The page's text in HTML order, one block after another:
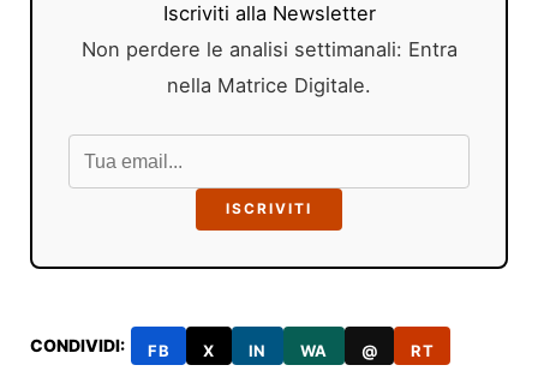
Iscriviti alla Newsletter
Non perdere le analisi settimanali: Entra
nella Matrice Digitale.
ISCRIVITI
CONDIVIDI: FB X IN WA @ RT